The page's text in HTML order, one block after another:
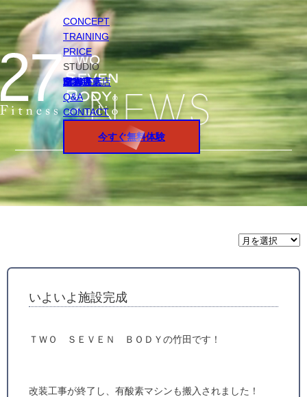
CONCEPT
TRAINING
PRICE
STUDIO
円山店
白石店
桑園店
北18条店
宮の沢店
環状通東店
STAFF
Q&A
CONTACT
今すぐ無料体験
月
間
ー
いよいよ施設完成
ＴＷＯ ＳＥＶＥＮ ＢＯＤＹの竹田です！
改装工事が終了し、有酸素マシンも搬入されました！